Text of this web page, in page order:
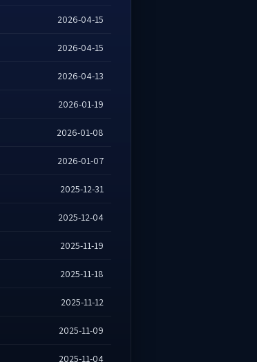
2026-04-15
2026-04-15
2026-04-13
2026-01-19
2026-01-08
2026-01-07
2025-12-31
2025-12-04
2025-11-19
2025-11-18
2025-11-12
2025-11-09
2025-11-04